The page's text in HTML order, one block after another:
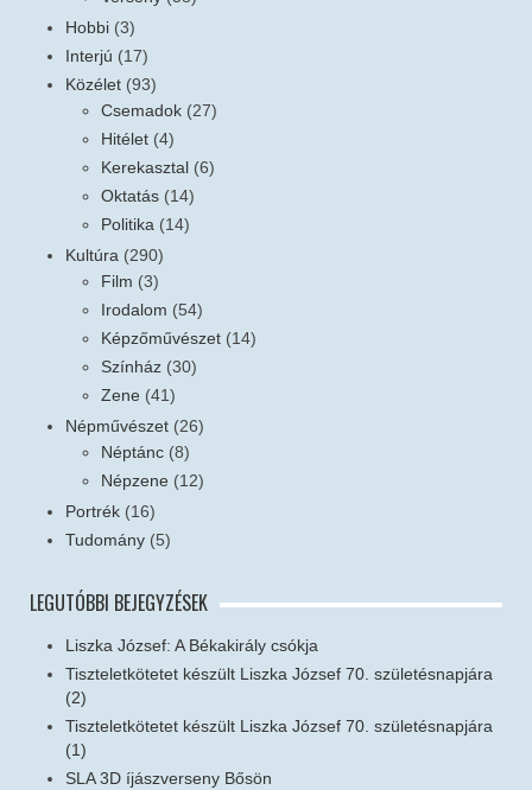
Hobbi (3)
Interjú (17)
Közélet (93)
Csemadok (27)
Hitélet (4)
Kerekasztal (6)
Oktatás (14)
Politika (14)
Kultúra (290)
Film (3)
Irodalom (54)
Képzőművészet (14)
Színház (30)
Zene (41)
Népművészet (26)
Néptánc (8)
Népzene (12)
Portrék (16)
Tudomány (5)
LEGUTÓBBI BEJEGYZÉSEK
Liszka József: A Békakirály csókja
Tiszteletkötetet készült Liszka József 70. születésnapjára
(2)
Tiszteletkötetet készült Liszka József 70. születésnapjára
(1)
SLA 3D íjászverseny Bősön